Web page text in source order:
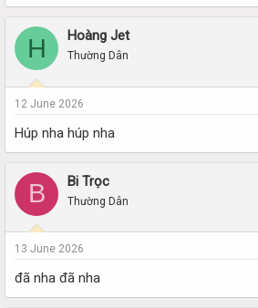
H Hoàng Jet
Thường Dân
12 June 2026
Húp nha húp nha
B Bi Trọc
Thường Dân
13 June 2026
đã nha đã nha